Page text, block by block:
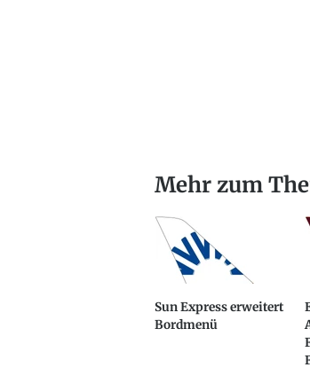
Mehr zum
Sun Express erweitert
Bordmenü